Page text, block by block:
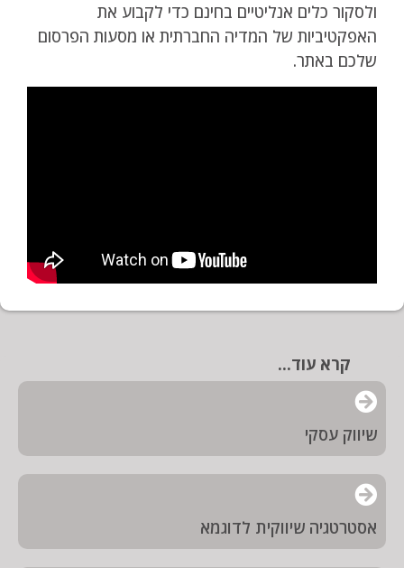
קרא עוד...
שיווק עסקי
אסטרטגיה שיווקית לדוגמא
ולסקור כלים אנליטיים בחינם כדי לקבוע את
האפקטיביות של המדיה החברתית או מסעות הפרסום
שלכם באתר.